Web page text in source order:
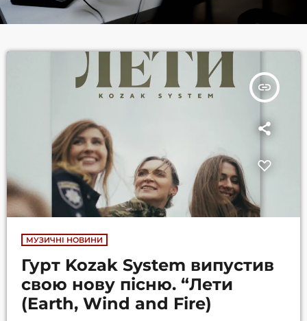
insert_link
МУЗИЧНІ НОВИНИ
Гурт Kozak System випустив
свою нову пісню. “Лети
(Earth, Wind and Fire)